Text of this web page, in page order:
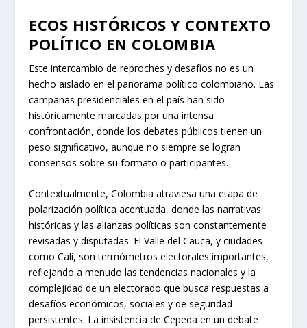
ECOS HISTÓRICOS Y CONTEXTO
POLÍTICO EN COLOMBIA
Este intercambio de reproches y desafíos no es un
hecho aislado en el panorama político colombiano. Las
campañas presidenciales en el país han sido
históricamente marcadas por una intensa
confrontación, donde los debates públicos tienen un
peso significativo, aunque no siempre se logran
consensos sobre su formato o participantes.
Contextualmente, Colombia atraviesa una etapa de
polarización política acentuada, donde las narrativas
históricas y las alianzas políticas son constantemente
revisadas y disputadas. El Valle del Cauca, y ciudades
como Cali, son termómetros electorales importantes,
reflejando a menudo las tendencias nacionales y la
complejidad de un electorado que busca respuestas a
desafíos económicos, sociales y de seguridad
persistentes. La insistencia de Cepeda en un debate